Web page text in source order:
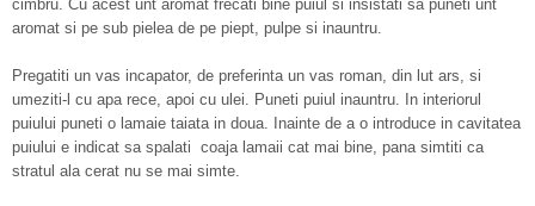
cimbru. Cu acest unt aromat frecati bine puiul si insistati sa puneti unt
aromat si pe sub pielea de pe piept, pulpe si inauntru.
Pregatiti un vas incapator, de preferinta un vas roman, din lut ars, si
umeziti-l cu apa rece, apoi cu ulei. Puneti puiul inauntru. In interiorul
puiului puneti o lamaie taiata in doua. Inainte de a o introduce in cavitatea
puiului e indicat sa spalati coaja lamaii cat mai bine, pana simtiti ca
stratul ala cerat nu se mai simte.